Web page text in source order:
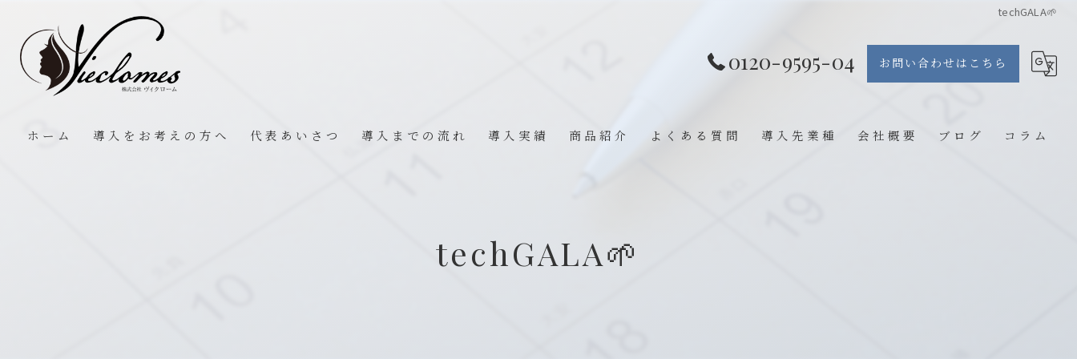
techGALA🌱
0120-9595-04 お問い合わせはこちら
ホーム 導入をお考えの方へ 代表あいさつ 導入までの流れ 導入実績 商品紹介 よくある質問 導入先業種 会社概要 ブログ コラム
techGALA🌱